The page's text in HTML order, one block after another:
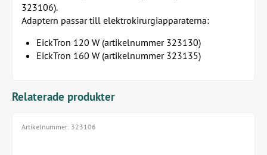
323106).
Adaptern passar till elektrokirurgiapparaterna:
EickTron 120 W (artikelnummer 323130)
EickTron 160 W (artikelnummer 323135)
Relaterade produkter
Artikelnummer: 323106